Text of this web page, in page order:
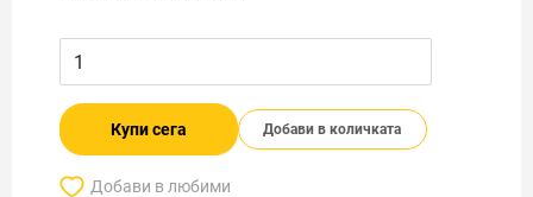
Купи сега Добави в количката
Добави в любими